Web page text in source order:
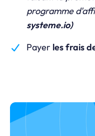
programme
systeme.io)
Payer les frais